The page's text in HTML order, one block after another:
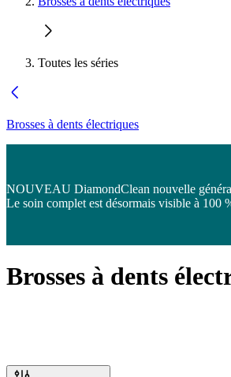
Toutes les séries
Brosses à dents électriques
NOUVEAU DiamondClean nouvelle
Le soin complet est désormais visible à 100
Brosses à dents